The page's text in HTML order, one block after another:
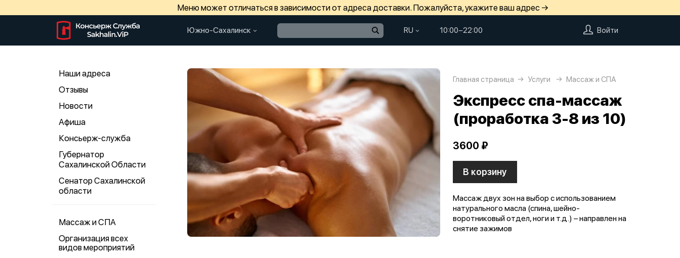
Меню может отличаться в зависимости от адреса доставки. Пожалуйста, укажите ваш адрес →
Южно-Сахалинск RU 10:00−22:00 Войти
Наши адреса
Отзывы
Новости
Афиша
Консьерж-служба
Губернатор
Сахалинской Области
Сенатор Сахалинской
области
Массаж и СПА
Организация всех
видов мероприятий
Главная страница Услуги Массаж и СПА
Экспресс спа-массаж
(проработка 3-8 из 10)
3600 ₽
В корзину
Массаж двух зон на выбор с использованием
натурального масла (спина, шейно-
воротниковый отдел, ноги и т.д.) – направлен на
снятие зажимов